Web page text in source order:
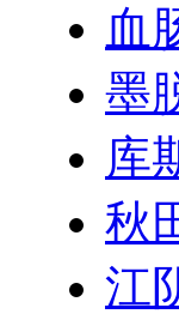
血
墨
库
秋
江